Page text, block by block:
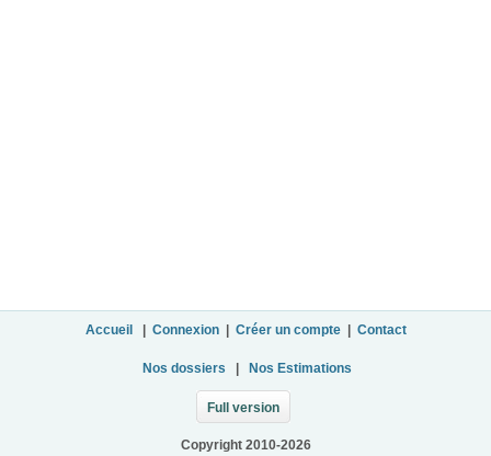
Accueil Connexion| Créer un compte| Contact
Nos dossiers Nos Estimations
Full version
Copyright 2010-2026